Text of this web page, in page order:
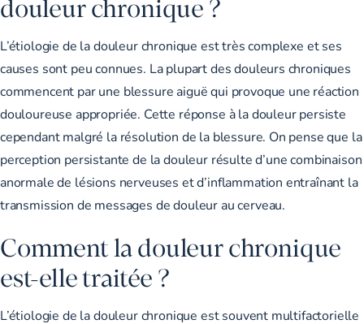
douleur chronique ?
L’étiologie de la douleur chronique est très complexe et ses
causes sont peu connues. La plupart des douleurs chroniques
commencent par une blessure aiguë qui provoque une réaction
douloureuse appropriée. Cette réponse à la douleur persiste
cependant malgré la résolution de la blessure. On pense que la
perception persistante de la douleur résulte d’une combinaison
anormale de lésions nerveuses et d’inflammation entraînant la
transmission de messages de douleur au cerveau.
Comment la douleur chronique
est-elle traitée ?
L’étiologie de la douleur chronique est souvent multifactorielle